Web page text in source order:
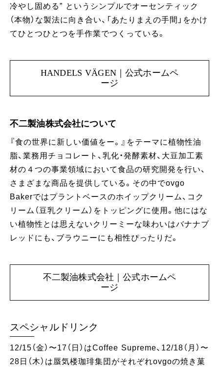
冷やし固める” というシンプルでオーセンティック
（本物）な製法に向き合い、「あたりまえの手間」をかけ
てひとつひとつを手作業でつくっている。
HANDELS VÄGEN｜公式ホームペ
ージ
不二製油株式会社について
『食の世界に新しい価値をー。』をテーマに植物性油
脂、業務用チョコレート、乳化・発酵素材、大豆加工素
材の４つの事業領域において食品の研究開発を行い、
さまざまな商品を提供している。その中でovgo
Bakerではプラントベースのホイップクリーム、コク
リーム（豆乳クリーム）をトッピングに使用。他にはな
い植物性とは思えないクリーミーな味わいはバナナブ
レッドにも、ブラウニーにも相性ぴったりだ。
不二製油株式会社｜公式ホームペ
ージ
スペシャルドリンク
12/15（金）〜17（日）はCoffee Supreme、12/18（月）〜
28日（木）は蜃気楼珈琲集団がそれぞれovgoの焼き菓